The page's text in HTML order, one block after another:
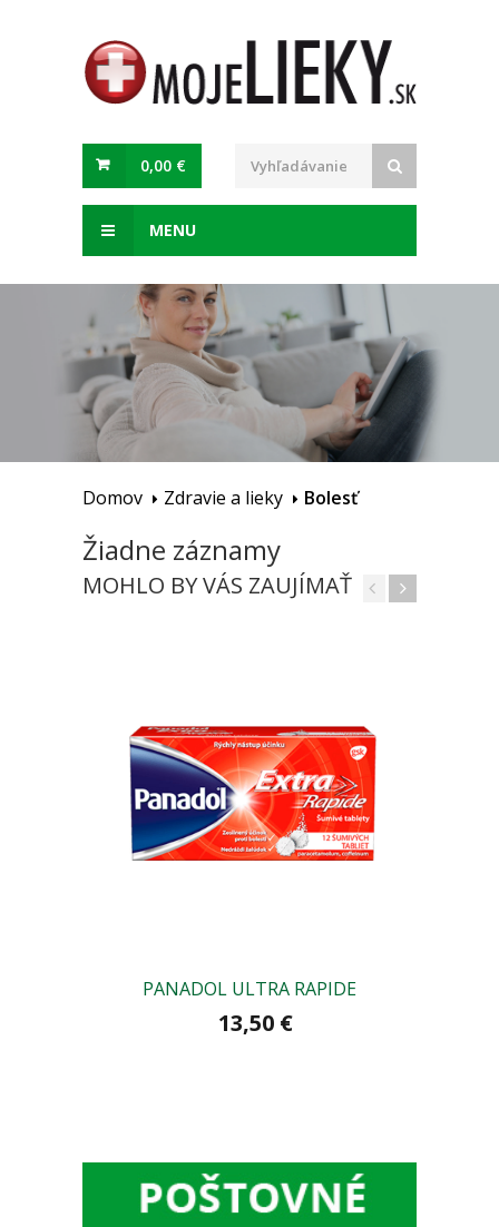
0,00 €
MENU
Domov Zdravie a lieky Bolesť
Žiadne záznamy
MOHLO BY VÁS ZAUJÍMAŤ
PANADOL ULTRA RAPIDE
13,50 €